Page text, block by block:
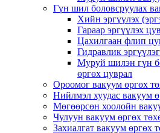
Гүн шил боловсруулах
Хийн эргүүлэх
Гараар эргүүлэх
Цахилгаан флип
Гидравлик
Муруй шилэн гүн
өргөх цуврал
Ороомог вакуум өргөх
Нийлмэл хуудас вакуум
Мөгөөрсөн хоолойн
Чулуун вакуум өргөх
Захиалгат вакуум өргөх